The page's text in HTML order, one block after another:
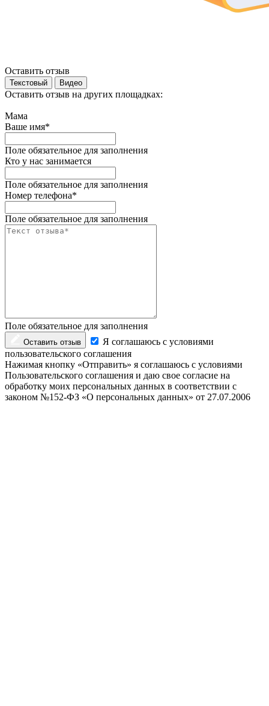
Оставить отзыв
Текстовый Видео
Оставить отзыв на других площадках:
Мама
Ваше имя*
Поле обязательное для заполнения
Кто у нас занимается
Поле обязательное для заполнения
Номер телефона*
Поле обязательное для заполнения
Поле обязательное для заполнения
Оставить отзыв
Я соглашаюсь с условиями
пользовательского соглашения
Нажимая кнопку «Отправить» я соглашаюсь с условиями
Пользовательского соглашения и даю свое согласие на
обработку моих персональных данных в соответствии с
законом №152-ФЗ «О персональных данных» от 27.07.2006